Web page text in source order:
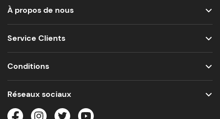
À propos de nous
Service Clients
Conditions
Réseaux sociaux